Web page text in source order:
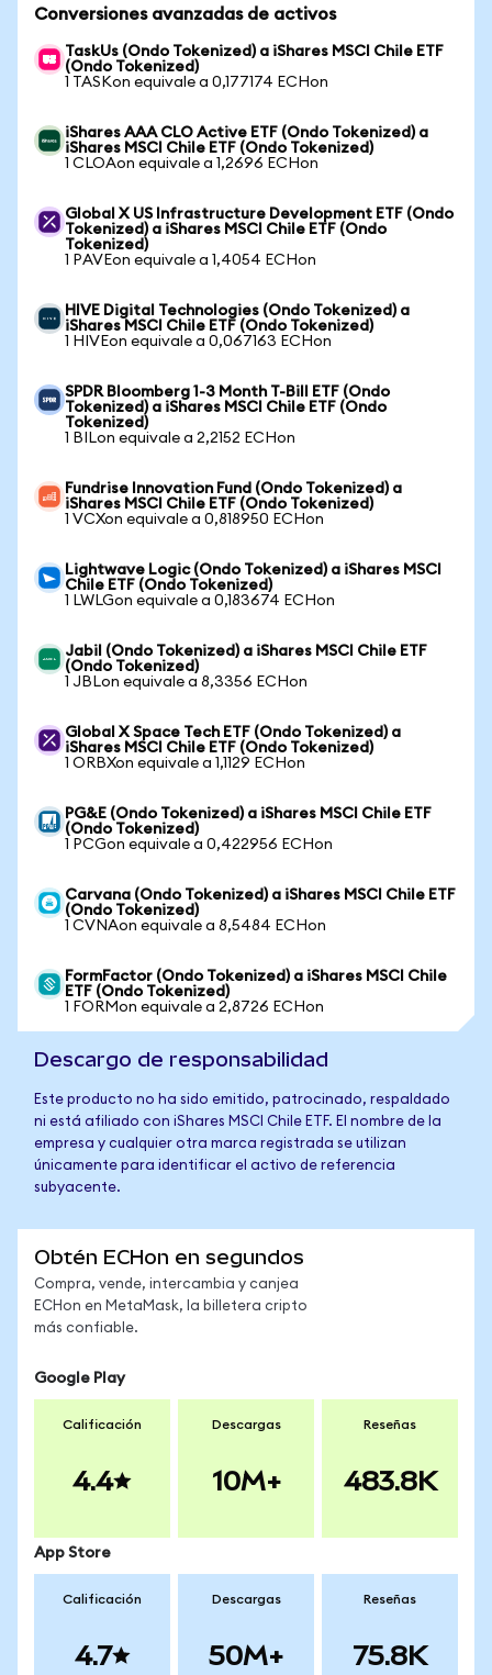
Conversiones avanzadas de activos
TaskUs (Ondo Tokenized) a iShares MSCI Chile ETF
(Ondo Tokenized)
1 TASKon equivale a 0,177174 ECHon
iShares AAA CLO Active ETF (Ondo Tokenized) a
iShares MSCI Chile ETF (Ondo Tokenized)
1 CLOAon equivale a 1,2696 ECHon
Global X US Infrastructure Development ETF (Ondo
Tokenized) a iShares MSCI Chile ETF (Ondo
Tokenized)
1 PAVEon equivale a 1,4054 ECHon
HIVE Digital Technologies (Ondo Tokenized) a
iShares MSCI Chile ETF (Ondo Tokenized)
1 HIVEon equivale a 0,067163 ECHon
SPDR Bloomberg 1-3 Month T-Bill ETF (Ondo
Tokenized) a iShares MSCI Chile ETF (Ondo
Tokenized)
1 BILon equivale a 2,2152 ECHon
Fundrise Innovation Fund (Ondo Tokenized) a
iShares MSCI Chile ETF (Ondo Tokenized)
1 VCXon equivale a 0,818950 ECHon
Lightwave Logic (Ondo Tokenized) a iShares MSCI
Chile ETF (Ondo Tokenized)
1 LWLGon equivale a 0,183674 ECHon
Jabil (Ondo Tokenized) a iShares MSCI Chile ETF
(Ondo Tokenized)
1 JBLon equivale a 8,3356 ECHon
Global X Space Tech ETF (Ondo Tokenized) a
iShares MSCI Chile ETF (Ondo Tokenized)
1 ORBXon equivale a 1,1129 ECHon
PG&E (Ondo Tokenized) a iShares MSCI Chile ETF
(Ondo Tokenized)
1 PCGon equivale a 0,422956 ECHon
Carvana (Ondo Tokenized) a iShares MSCI Chile ETF
(Ondo Tokenized)
1 CVNAon equivale a 8,5484 ECHon
FormFactor (Ondo Tokenized) a iShares MSCI Chile
ETF (Ondo Tokenized)
1 FORMon equivale a 2,8726 ECHon
Descargo de responsabilidad
Este producto no ha sido emitido, patrocinado, respaldado
ni está afiliado con iShares MSCI Chile ETF. El nombre de la
empresa y cualquier otra marca registrada se utilizan
únicamente para identificar el activo de referencia
subyacente.
Obtén ECHon en segundos
Compra, vende, intercambia y canjea
ECHon en MetaMask, la billetera cripto
más confiable.
Google Play
Calificación
4.4
Descargas
10M+
Reseñas
483.8K
App Store
Calificación
4.7
Descargas
50M+
Reseñas
75.8K